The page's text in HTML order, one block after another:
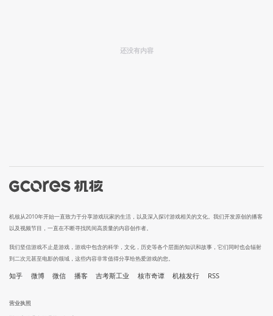
还没有内容
机核从2010年开始一直致力于分享游戏玩家的生活，以及深入探讨游戏相关的文化。我们开发原创的播客
以及视频节目，一直在不断寻找民间高质量的内容创作者。
我们坚信游戏不止是游戏，游戏中包含的科学，文化，历史等各个层面的知识和故事，它们同时也会辐射
到二次元甚至电影的领域，这些内容非常值得分享给热爱游戏的您。
知乎 微博 微信 播客 吉考斯工业 核市奇谭 机核发行 RSS
营业执照